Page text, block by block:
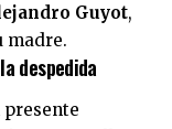
Guyot,
madre.
despedida